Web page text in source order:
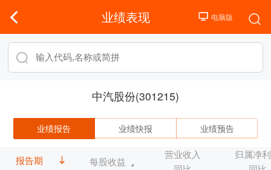
业绩表现
中汽股份(301215)
业绩报告 业绩快报 业绩预告
报告期 每股收益
营业收入
归属净